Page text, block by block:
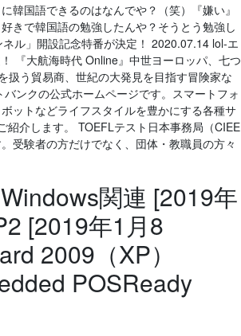
韓国語できるのはなんでや？（笑）『嫌い』
きで韓国語の勉強したんや？そうとう勉強し
ル」開設記念特番が決定！ 2020.07.14 lol-エ
『大航海時代 Online』中世ヨーロッパ、七つ
扱う貿易商、世紀の大発見を目指す冒険家な
ンクの公式ホームページです。スマートフォ
ットなどライフスタイルを豊かにする各種サ
介します。 TOEFLテスト日本事務局（CIEE
受験者の方だけでなく、団体・教職員の方々
関連 [2019年
[2019年1月8
2009（XP）
POSReady